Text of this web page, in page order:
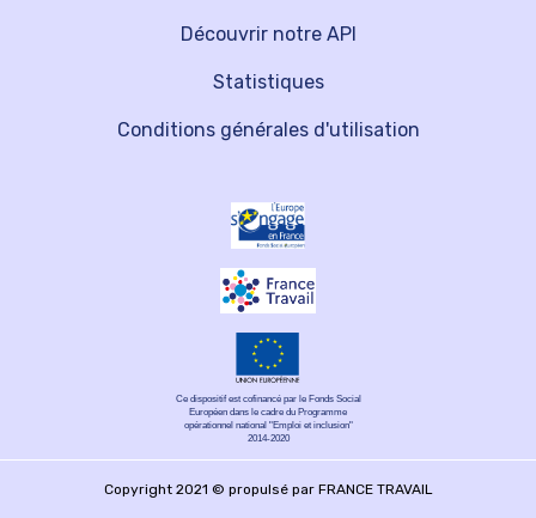
Découvrir notre API
Statistiques
Conditions générales d'utilisation
Ce dispositif est cofinancé par le Fonds Social
Européen dans le cadre du Programme
opérationnel national "Emploi et inclusion"
2014-2020
Copyright 2021 © propulsé par FRANCE TRAVAIL